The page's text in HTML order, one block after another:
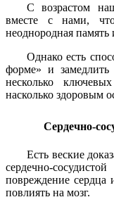
С возрастом
вместе с нами,
неоднородная
Однако есть
форме» и замедлить
несколько
насколько здоровым
Сердечно-
Есть веские
сердечно-
повреждение сердца
повлиять на мозг.